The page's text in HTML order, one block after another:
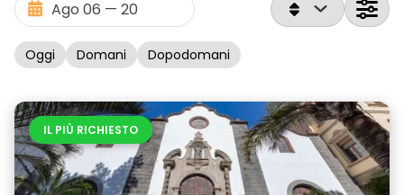
Oggi Domani Dopodomani
IL PIÙ RICHIESTO